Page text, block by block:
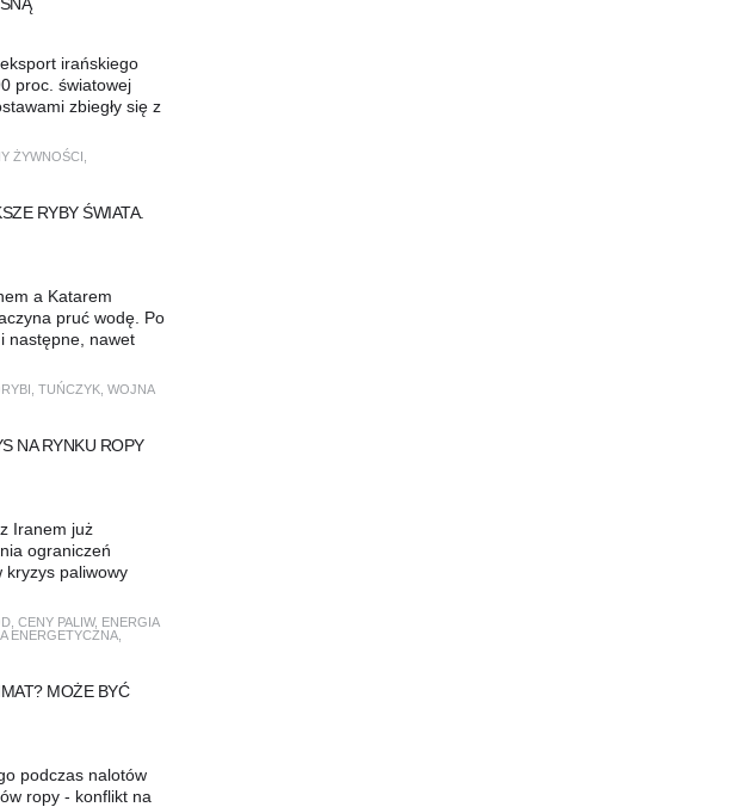
irańskiego
proc. światowej
zbiegły się z
ŻYWNOŚCI
RYBY ŚWIATA.
a Katarem
pruć wodę. Po
następne, nawet
TUŃCZYK WOJNA
NA RYNKU ROPY
Iranem już
ograniczeń
kryzys paliwowy
CENY PALIW, ENERGIA
ENERGETYCZNA
MOŻE BYĆ
podczas nalotów
ropy - konflikt na